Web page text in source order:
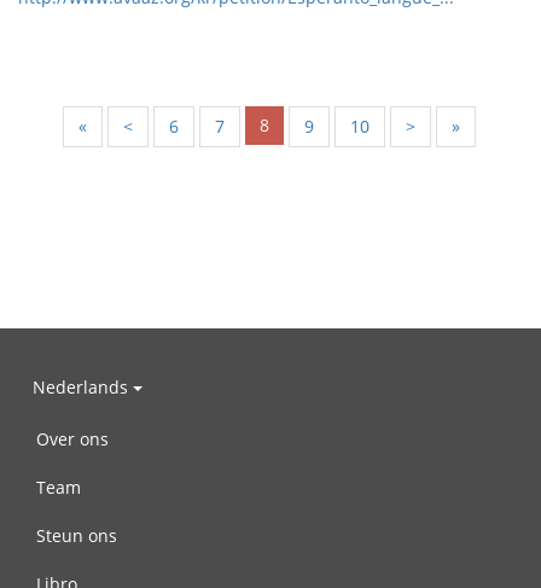
« < 6 7 8 9 10 > »
Nederlands
Over ons
Team
Steun ons